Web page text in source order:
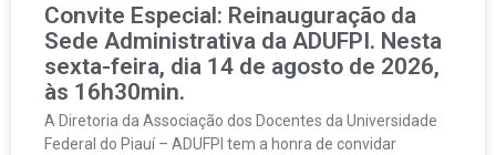
Convite Especial: Reinauguração da
Sede Administrativa da ADUFPI. Nesta
sexta-feira, dia 14 de agosto de 2026,
às 16h30min.
A Diretoria da Associação dos Docentes da Universidade
Federal do Piauí – ADUFPI tem a honra de convidar